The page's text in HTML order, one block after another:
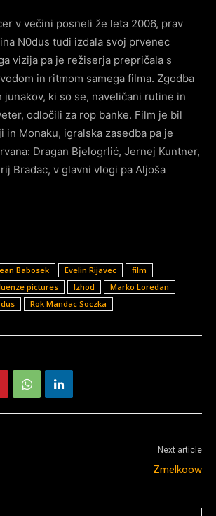
v večini posneli že leta 2006, prav
N0dus tudi izdala svoj prvenec
vizija pa je režiserja prepričala s
in ritmom samega filma. Zgodba
ki so se, naveličani rutine in
odločili za rop banke. Film je bil
in Monaku, igralska zasedba pa je
Dragan Bjelogrlić, Jernej Kuntner,
Bradac, v glavni vlogi pa Aljoša
Babosek Evelin Rijavec
film
pictures Izhod
Marko Loredan
Rok Mandac Soczka
Next article
Zmelkoow